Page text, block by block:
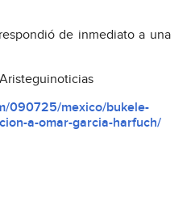
de inmediato a una
090725/mexico/bukele-
a-omar-garcia-harfuch/